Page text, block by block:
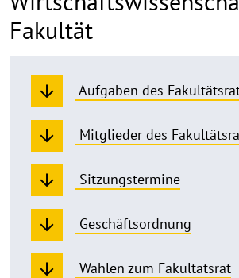
Fakultät
Aufgaben des
Mitglieder des
Sitzungstermine
Geschäftsordnung
Wahlen zum Fakultätsrat